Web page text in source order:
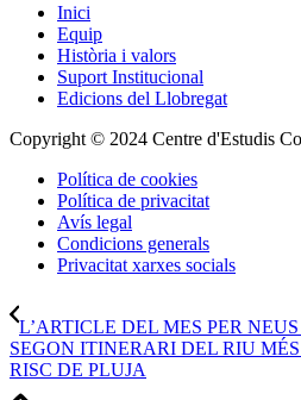
Inici
Equip
Història i valors
Suport Institucional
Edicions del Llobregat
Copyright © 2024 Centre d'Estudis
Política de cookies
Política de privacitat
Avís legal
Condicions generals
Privacitat xarxes socials
L’ARTICLE DEL MES PER
SEGON ITINERARI DEL RIU
RISC DE PLUJA